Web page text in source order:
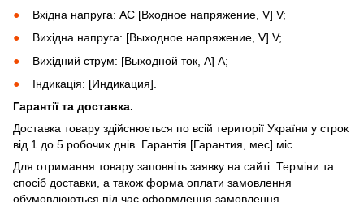
Вхідна напруга: AC [Входное напряжение, V] V;
Вихідна напруга: [Выходное напряжение, V] V;
Вихідний струм: [Выходной ток, A] A;
Індикація: [Индикация].
Гарантії та доставка.
Доставка товару здійснюється по всій території України у строк
від 1 до 5 робочих днів. Гарантія [Гарантия, мес] міс.
Для отримання товару заповніть заявку на сайті. Терміни та
спосіб доставки, а також форма оплати замовлення
обумовлюються під час оформлення замовлення.